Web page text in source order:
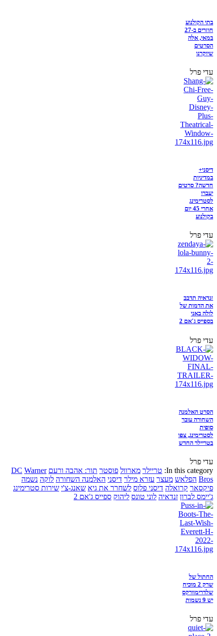
בתי הקולנוע
חוזרים ב-27
במאי, אלה
הסרטים
שיוקרנו
עדי פרל
דיסני+
במדיניות
חדשה? סרטים
יעברו
לסטרימינג
אחרי 45 יום
בקולנוע
עדי פרל
זנדאיה תדבב
את הדמות של
לולה באני
בספייס ג'אם 2
עדי פרל
הסרט האלמנה
השחורה עובר
סופית
לסטרימינג, צפו
בטריילר החדש
עדי פרל
In this category: טריילר מארוול פוסטר תור: אהבה ורעם DC Warner
Bros הפלאש מעצר עזרא מילר דיסני האלמנה השחורה לוקה נשמה
פיקסאר קרואלה דיסני פלוס לשחרר את גיא שאנג-צ'י שירות סטרימינג
ג'יימס לברון זנדאיה לוני טונס ליהוק ספייס ג'אם 2
החתול של
שרק 2 מוכיח
שלדרימוורקס
יש 9 נשמות
עדי פרל